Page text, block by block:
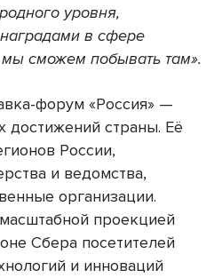
уровня,
в сфере
сможем побывать там».
форум «Россия» —
достижений страны. Её
России,
и ведомства,
организации.
проекцией
Сбера посетителей
и инноваций